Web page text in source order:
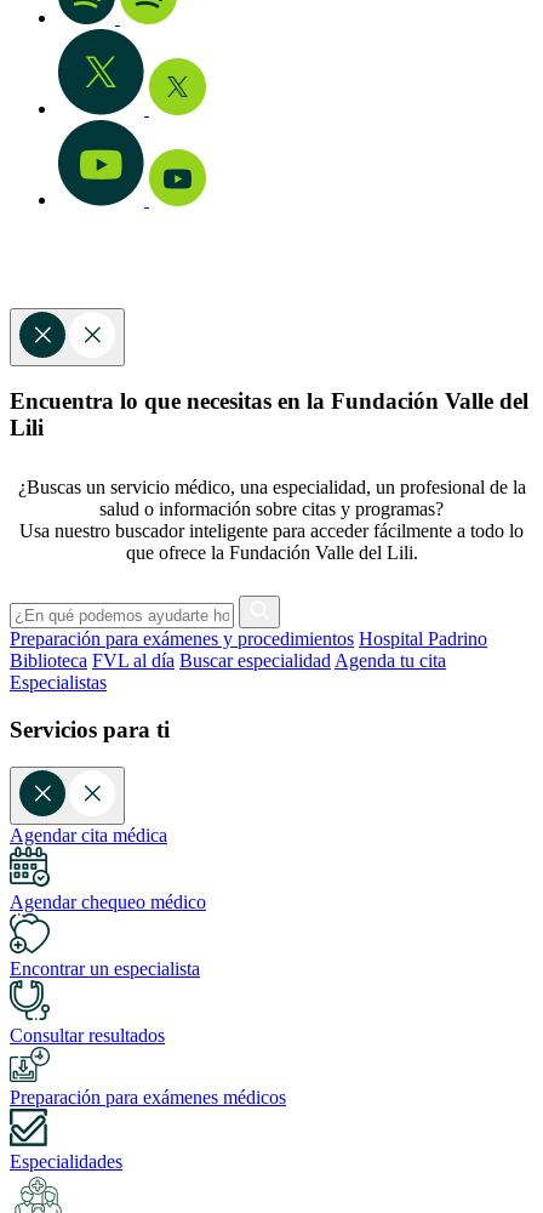
Encuentra lo que necesitas en la Fundación Valle del
Lili
¿Buscas un servicio médico, una especialidad, un profesional de la
salud o información sobre citas y programas?
Usa nuestro buscador inteligente para acceder fácilmente a todo lo
que ofrece la Fundación Valle del Lili.
Preparación para exámenes y procedimientos Hospital Padrino
Biblioteca FVL al día Buscar especialidad Agenda tu cita
Especialistas
Servicios para ti
Agendar cita médica
Agendar chequeo médico
Encontrar un especialista
Consultar resultados
Preparación para exámenes médicos
Especialidades